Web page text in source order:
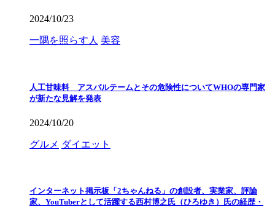
2024/10/23
一隅を照らす人 美容
人工甘味料 アスパルテームとその危険性についてWHOの専門家
が新たな見解を発表
2024/10/20
グルメ ダイエット
インターネット掲示板「2ちゃんねる」の創設者、実業家、評論
家、YouTuberとして活躍する西村博之氏（ひろゆき）氏の経歴・